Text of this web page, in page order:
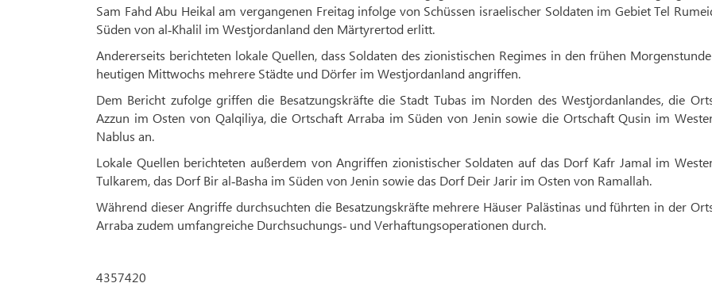
Sam Fahd Abu Heikal am vergangenen Freitag infolge von Schüssen israelischer Soldaten im Gebiet Tel
Süden von al‑Khalil im Westjordanland den Märtyrertod erlitt.
Andererseits berichteten lokale Quellen, dass Soldaten des zionistischen Regimes in den frühen
heutigen Mittwochs mehrere Städte und Dörfer im Westjordanland angriffen.
Dem Bericht zufolge griffen die Besatzungskräfte die Stadt Tubas im Norden des Westjordanlandes, die
Azzun im Osten von Qalqiliya, die Ortschaft Arraba im Süden von Jenin sowie die Ortschaft Qusin im
Nablus an.
Lokale Quellen berichteten außerdem von Angriffen zionistischer Soldaten auf das Dorf Kafr Jamal im
Tulkarem, das Dorf Bir al‑Basha im Süden von Jenin sowie das Dorf Deir Jarir im Osten von Ramallah.
Während dieser Angriffe durchsuchten die Besatzungskräfte mehrere Häuser Palästinas und führten in der
Arraba zudem umfangreiche Durchsuchungs‑ und Verhaftungsoperationen durch.
4357420